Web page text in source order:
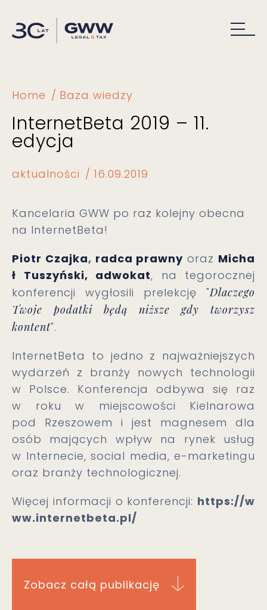
Home Baza wiedzy
InternetBeta 2019 – 11.
edycja
aktualności 16.09.2019
Kancelaria GWW po raz kolejny obecna
na InternetBeta!
Piotr Czajka, radca prawny oraz Micha
ł Tuszyński, adwokat, na tegorocznej
konferencji wygłosili prelekcję "Dlaczego
Twoje podatki będą niższe gdy tworzysz
kontent".
InternetBeta to jedno z najważniejszych
wydarzeń z branży nowych technologii
w Polsce. Konferencja odbywa się raz
w roku w miejscowości Kielnarowa
pod Rzeszowem i jest magnesem dla
osób mających wpływ na rynek usług
w Internecie, social media, e-marketingu
oraz branży technologicznej.
Więcej informacji o konferencji: https://w
ww.internetbeta.pl/
Zobacz całą publikację